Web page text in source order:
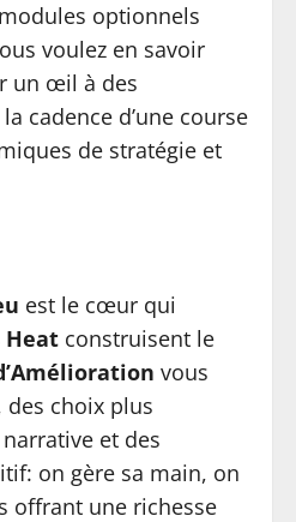
optionnels
voulez en savoir
un œil à des
cadence d’une course
de stratégie et
est le cœur qui
Heat construisent le
vous
choix plus
et des
on gère sa main, on
offrant une richesse